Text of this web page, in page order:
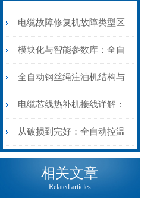
电缆故障修复机故障类型区
分指南：从“绝缘电
阻”到“波形特征”的精准诊
断逻辑
模块化与智能参数库：全自
动电缆修复机的快速换型逻
辑
全自动钢丝绳注油机结构与
工作原理：揭秘高效润滑的
机械密码
电缆芯线热补机接线详解：
从入门到精通
从破损到完好：全自动控温
电缆热补机的核心价值
相关文章
Related articles